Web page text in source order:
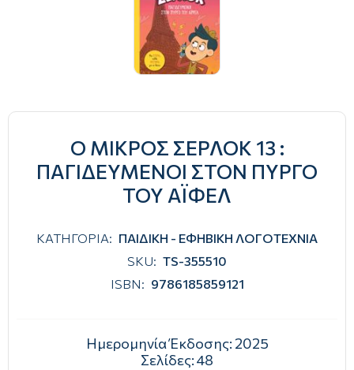
Ο ΜΙΚΡΟΣ ΣΕΡΛΟΚ 13 :
ΠΑΓΙΔΕΥΜΈΝΟΙ ΣΤΟΝ ΠΎΡΓΟ
ΤΟΥ ΆΙΦΕΛ
ΚΑΤΗΓΟΡΙΑ: ΠΑΙΔΙΚΗ - ΕΦΗΒΙΚΗ ΛΟΓΟΤΕΧΝΙΑ
SKU: TS-355510
ISBN: 9786185859121
Ημερομηνία Έκδοσης: 2025
Σελίδες:48